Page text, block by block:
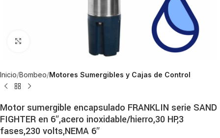
Inicio Bombeo Motores Sumergibles y Cajas de Control
Motor sumergible encapsulado FRANKLIN serie SAND
FIGHTER en 6″,acero inoxidable/hierro,30 HP,3
fases,230 volts,NEMA 6″